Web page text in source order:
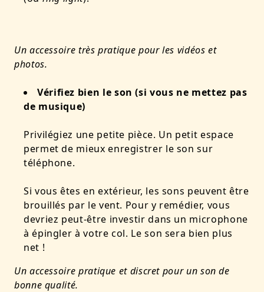
Un accessoire très pratique pour les vidéos et
photos.
Vérifiez bien le son (si vous ne mettez pas
de musique)
Privilégiez une petite pièce. Un petit espace
permet de mieux enregistrer le son sur
téléphone.
Si vous êtes en extérieur, les sons peuvent être
brouillés par le vent. Pour y remédier, vous
devriez peut-être investir dans un microphone
à épingler à votre col. Le son sera bien plus
net !
Un accessoire pratique et discret pour un son de
bonne qualité.